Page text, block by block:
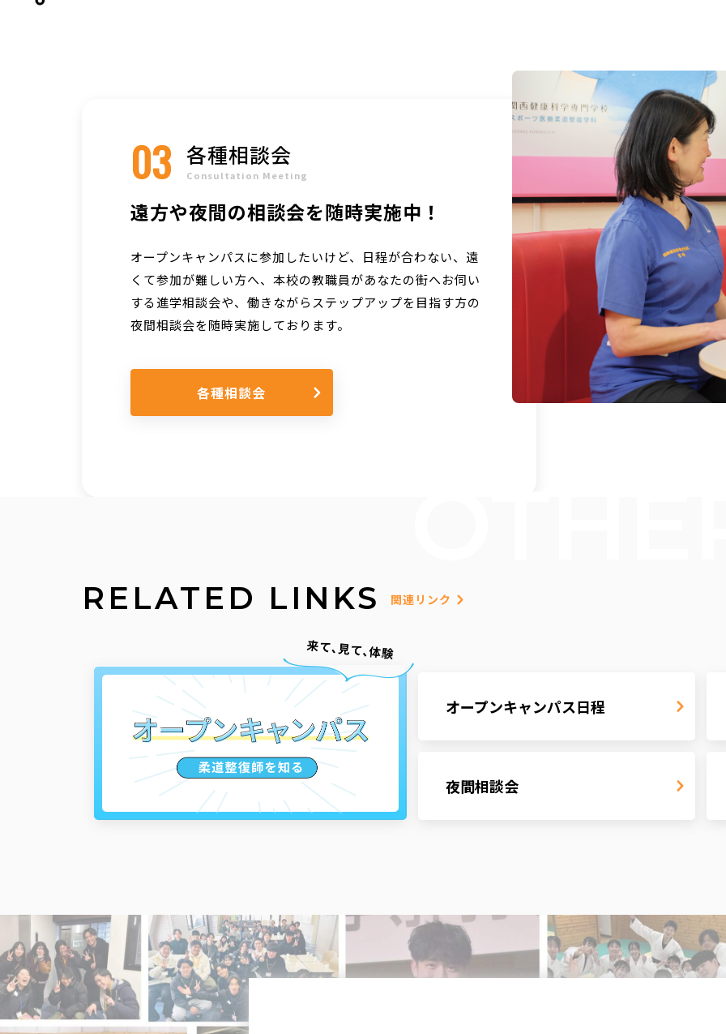
03 各種相談会
Consultation Meeting
遠方や夜間の相談会を随時実施中！
オープンキャンパスに参加したいけど、日程が合わない、遠
くて参加が難しい方へ、本校の教職員があなたの街へお伺い
する進学相談会や、働きながらステップアップを目指す方の
夜間相談会を随時実施しております。
各種相談会
RELATED LINKS 関連リンク
オープンキャンパス日程
夜間相談会